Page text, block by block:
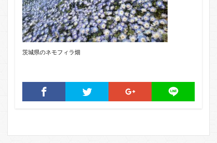
茨城県のネモフィラ畑